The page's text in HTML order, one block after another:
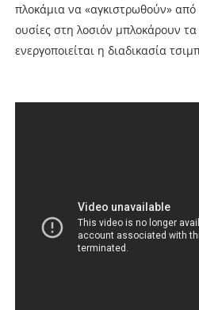
πλοκάμια να «αγκιστρωθούν» από
ουσίες στη λοσιόν μπλοκάρουν
ενεργοποιείται η διαδικασία